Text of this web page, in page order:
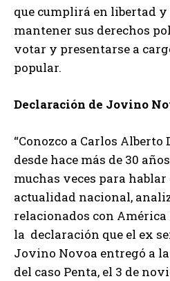
que cumplirá en libertad
mantener sus derechos
votar y presentarse a
popular.
Declaración de Jovino
“Conozco a Carlos
desde hace más de 30
muchas veces para hablar
actualidad nacional,
relacionados con América
la declaración que el ex
Jovino Novoa entregó a
del caso Penta, el 3 de